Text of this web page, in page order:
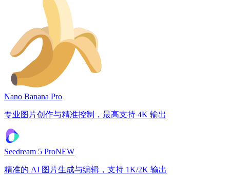
Nano Banana Pro
专业图片创作与精准控制，最高支持 4K 输出
Seedream 5 ProNEW
精准的 AI 图片生成与编辑，支持 1K/2K 输出